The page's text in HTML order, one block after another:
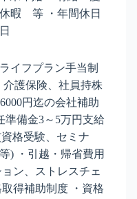
暇 等 ・年間休日
イフプラン手当制
介護保険、社員持株
円迄の会社補助
備金3～5万円支給
格受験、セミナ
) ・引越・帰省費用
ン、ストレスチェ
得補助制度 ・資格